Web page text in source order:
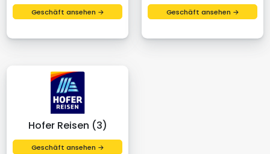
Geschäft ansehen → Geschäft ansehen →
Hofer Reisen (3)
Geschäft ansehen →